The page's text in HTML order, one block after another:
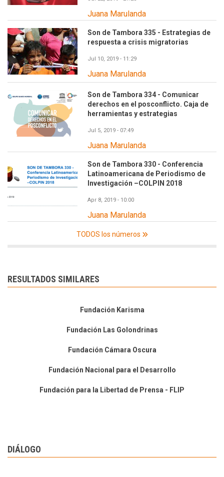
Juana Marulanda
Son de Tambora 335 - Estrategias de
respuesta a crisis migratorias
Jul 10, 2019 - 11:29
Juana Marulanda
Son de Tambora 334 - Comunicar
derechos en el posconflicto. Caja de
herramientas y estrategias
Jul 5, 2019 - 07:49
Juana Marulanda
Son de Tambora 330 - Conferencia
Latinoamericana de Periodismo de
Investigación –COLPIN 2018
Apr 8, 2019 - 10:00
Juana Marulanda
TODOS los números
RESULTADOS SIMILARES
Fundación Karisma
Fundación Las Golondrinas
Fundación Cámara Oscura
Fundación Nacional para el Desarrollo
Fundación para la Libertad de Prensa - FLIP
DIÁLOGO